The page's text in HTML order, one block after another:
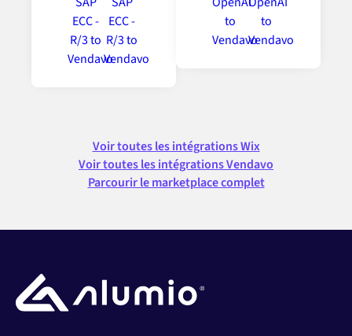
Voir toutes les intégrations Wix
Voir toutes les intégrations Vendavo
Parcourir le marketplace complet